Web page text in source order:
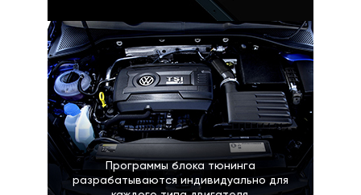
Программы блока тюнинга
разрабатываются индивидуально для